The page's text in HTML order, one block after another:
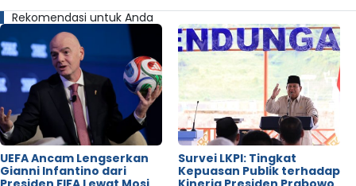
Rekomendasi untuk Anda
UEFA Ancam Lengserkan
Gianni Infantino dari
Survei LKPI: Tingkat
Kepuasan Publik terhadap